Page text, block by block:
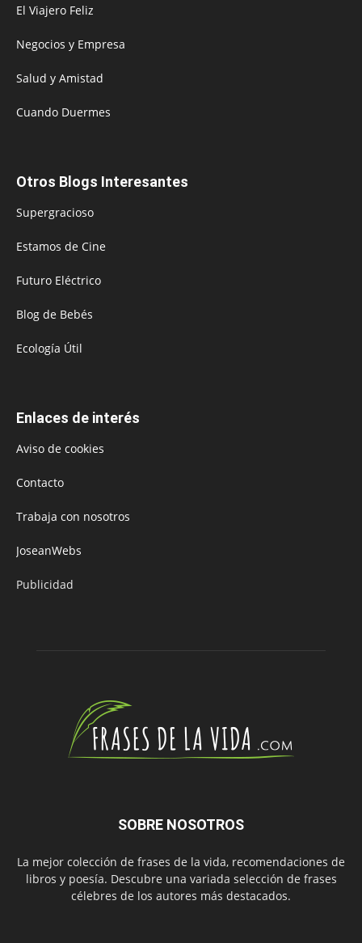
El Viajero Feliz
Negocios y Empresa
Salud y Amistad
Cuando Duermes
Otros Blogs Interesantes
Supergracioso
Estamos de Cine
Futuro Eléctrico
Blog de Bebés
Ecología Útil
Enlaces de interés
Aviso de cookies
Contacto
Trabaja con nosotros
JoseanWebs
Publicidad
SOBRE NOSOTROS
La mejor colección de frases de la vida, recomendaciones de
libros y poesía. Descubre una variada selección de frases
célebres de los autores más destacados.